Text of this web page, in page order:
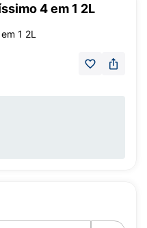
4 em 1 2L
1 2L